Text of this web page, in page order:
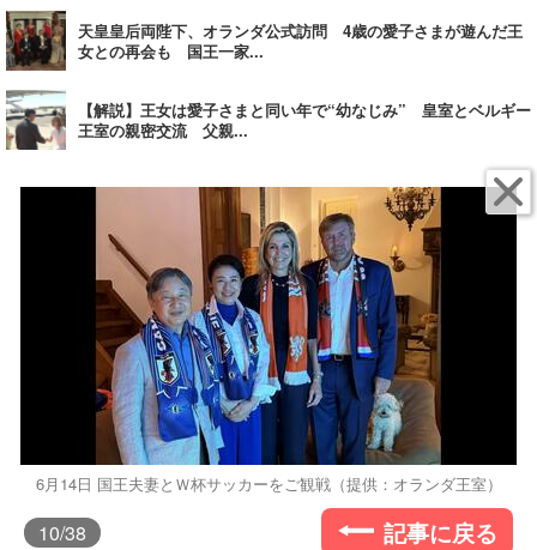
天皇皇后両陛下、オランダ公式訪問 4歳の愛子さまが遊んだ王
女との再会も 国王一家...
【解説】王女は愛子さまと同い年で“幼なじみ” 皇室とベルギー
王室の親密交流 父親...
6月14日 国王夫妻とＷ杯サッカーをご観戦（提供：オランダ王室）
10/38 記事に戻る